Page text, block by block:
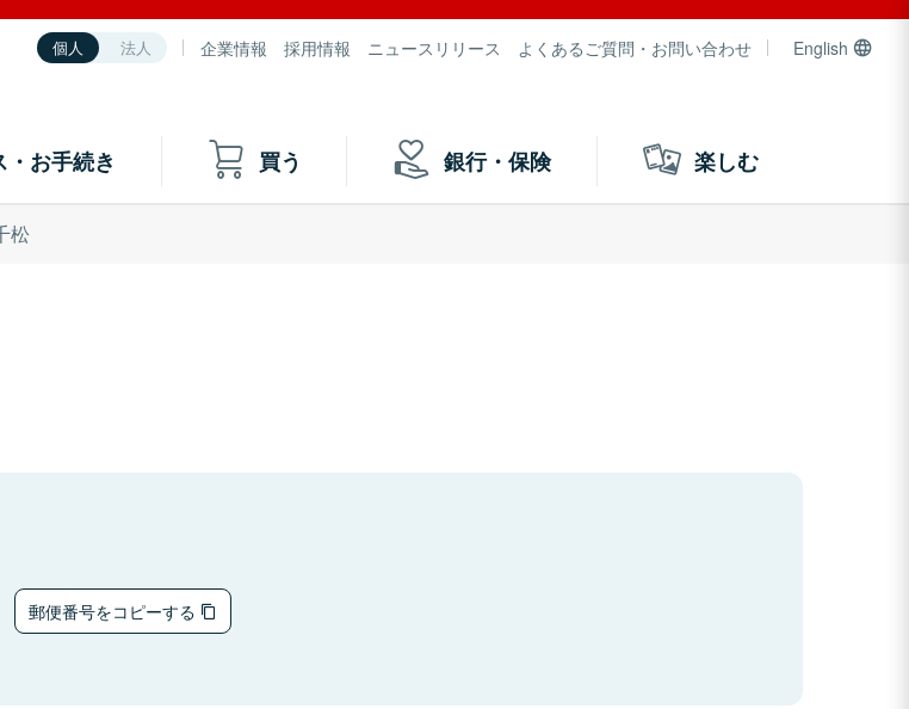
個人 法人 企業情報 採用情報 ニュースリリース よくあるご質問・お問い合わせ English
お手続き 買う 銀行・保険 楽しむ
松
郵便番号をコピーする